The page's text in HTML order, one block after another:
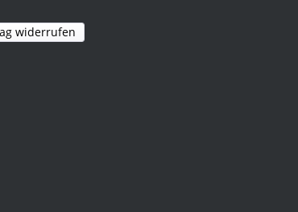
widerrufen